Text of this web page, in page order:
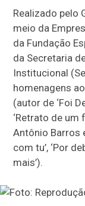
Realizado pelo
meio da
da Fundação
da Secretaria
Institucional
homenagens
(autor de ‘Foi
‘Retrato de um
Antônio Barros
com tu’, ‘Por
mais’).